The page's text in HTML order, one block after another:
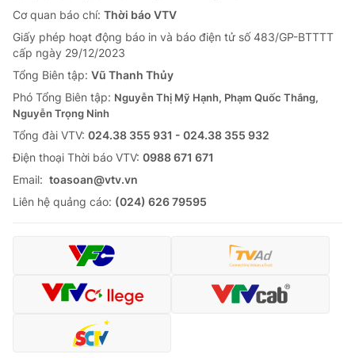
Cơ quan báo chí: Thời báo VTV
Giấy phép hoạt động báo in và báo điện tử số 483/GP-BTTTT
cấp ngày 29/12/2023
Tổng Biên tập: Vũ Thanh Thủy
Phó Tổng Biên tập: Nguyễn Thị Mỹ Hạnh, Phạm Quốc Thắng,
Nguyễn Trọng Ninh
Tổng đài VTV: 024.38 355 931 - 024.38 355 932
Ðiện thoại Thời báo VTV: 0988 671 671
Email: toasoan@vtv.vn
Liên hệ quảng cáo: (024) 626 79595